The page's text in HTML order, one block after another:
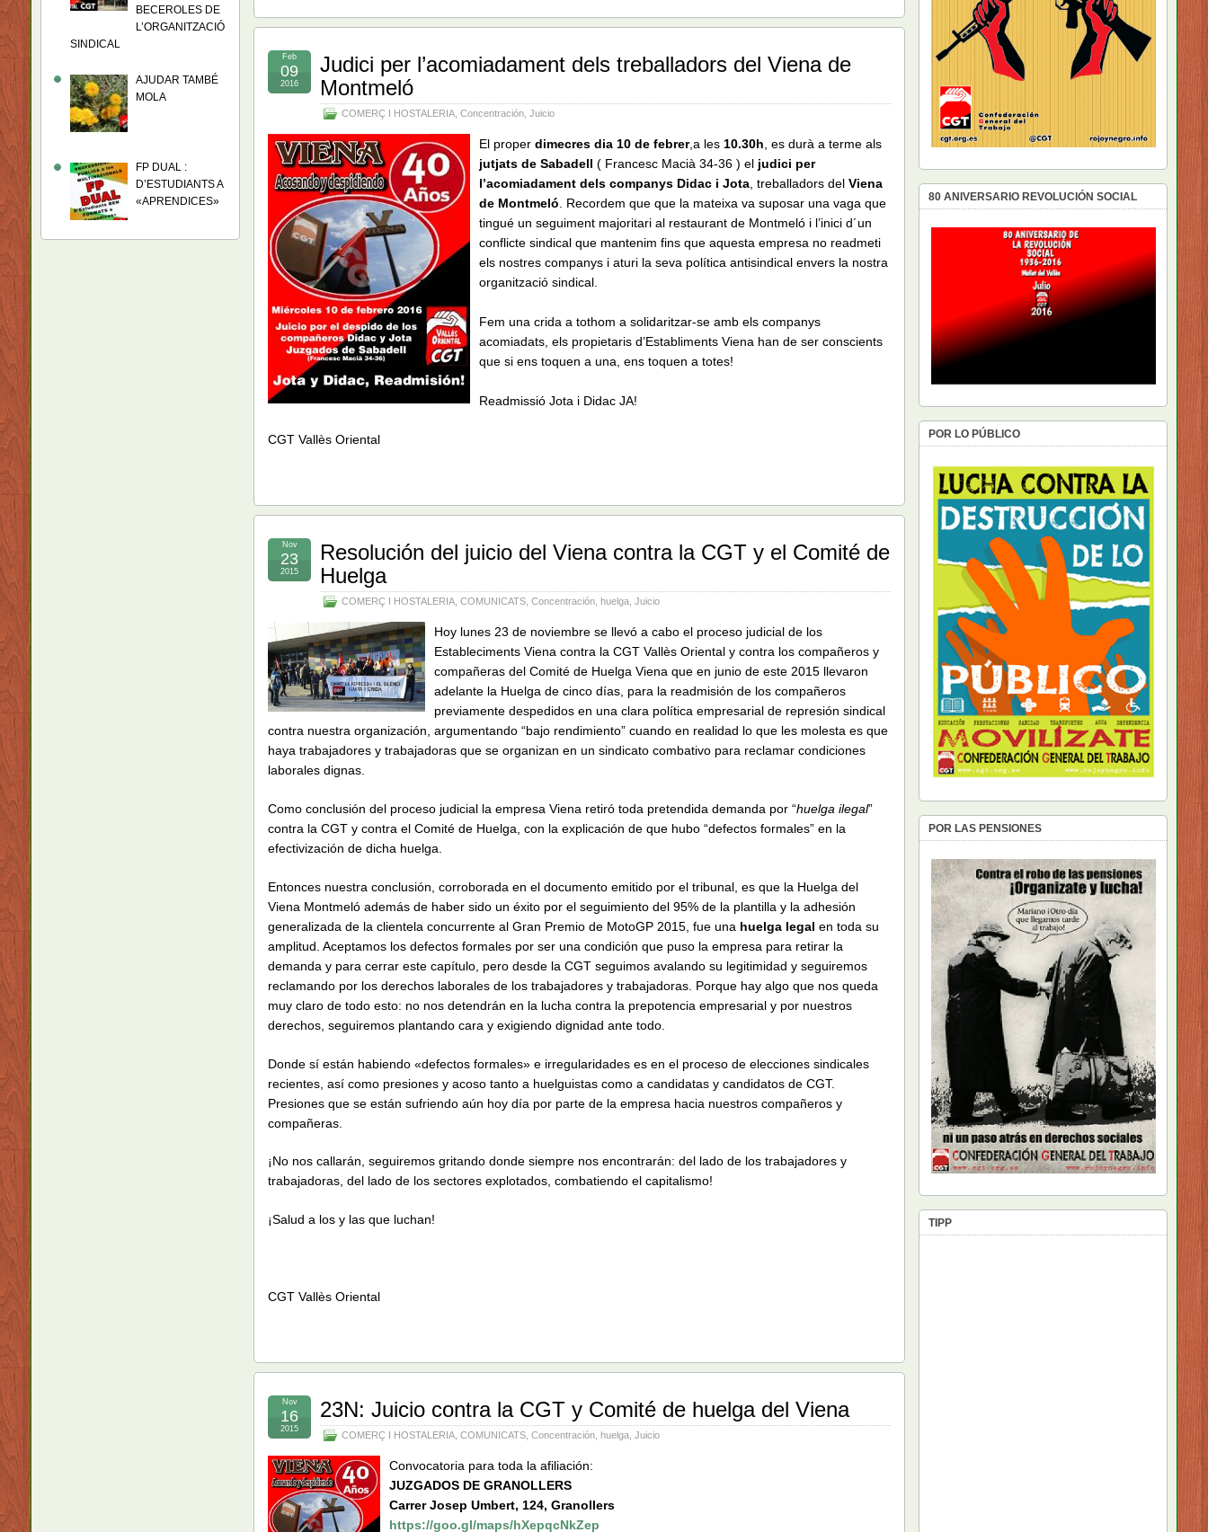
Judici per l’acomiadament dels treballadors del Viena de
Montmeló
COMERÇ I HOSTALERIA Concentración Juicio
Feb
09
2016
El proper dimecres dia 10 de febrer,a les 10.30h, es durà a terme als
jutjats de Sabadell ( Francesc Macià 34-36 ) el judici per
l’acomiadament dels companys Didac i Jota, treballadors del Viena
de Montmeló. Recordem que que la mateixa va suposar una vaga que
tingué un seguiment majoritari al restaurant de Montmeló i l’inici d´un
conflicte sindical que mantenim fins que aquesta empresa no readmeti
els nostres companys i aturi la seva política antisindical envers la nostra
organització sindical.
Fem una crida a tothom a solidaritzar-se amb els companys
acomiadats, els propietaris d’Establiments Viena han de ser conscients
que si ens toquen a una, ens toquen a totes!
Readmissió Jota i Didac JA!
CGT Vallès Oriental
Resolución del juicio del Viena contra la CGT y el Comité de
Huelga
COMERÇ I HOSTALERIA COMUNICATS Concentración huelga Juicio
Nov
23
2015
Hoy lunes 23 de noviembre se llevó a cabo el proceso judicial de los
Estableciments Viena contra la CGT Vallès Oriental y contra los compañeros y
compañeras del Comité de Huelga Viena que en junio de este 2015 llevaron
adelante la Huelga de cinco días, para la readmisión de los compañeros
previamente despedidos en una clara política empresarial de represión sindical
contra nuestra organización, argumentando “bajo rendimiento” cuando en realidad lo que les molesta es que
haya trabajadores y trabajadoras que se organizan en un sindicato combativo para reclamar condiciones
laborales dignas.
Como conclusión del proceso judicial la empresa Viena retiró toda pretendida demanda por “huelga ilegal”
contra la CGT y contra el Comité de Huelga, con la explicación de que hubo “defectos formales” en la
efectivización de dicha huelga.
Entonces nuestra conclusión, corroborada en el documento emitido por el tribunal, es que la Huelga del
Viena Montmeló además de haber sido un éxito por el seguimiento del 95% de la plantilla y la adhesión
generalizada de la clientela concurrente al Gran Premio de MotoGP 2015, fue una huelga legal en toda su
amplitud. Aceptamos los defectos formales por ser una condición que puso la empresa para retirar la
demanda y para cerrar este capítulo, pero desde la CGT seguimos avalando su legitimidad y seguiremos
reclamando por los derechos laborales de los trabajadores y trabajadoras. Porque hay algo que nos queda
muy claro de todo esto: no nos detendrán en la lucha contra la prepotencia empresarial y por nuestros
derechos, seguiremos plantando cara y exigiendo dignidad ante todo.
Donde sí están habiendo «defectos formales» e irregularidades es en el proceso de elecciones sindicales
recientes, así como presiones y acoso tanto a huelguistas como a candidatas y candidatos de CGT.
Presiones que se están sufriendo aún hoy día por parte de la empresa hacia nuestros compañeros y
compañeras.
¡No nos callarán, seguiremos gritando donde siempre nos encontrarán: del lado de los trabajadores y
trabajadoras, del lado de los sectores explotados, combatiendo el capitalismo!
¡Salud a los y las que luchan!
CGT Vallès Oriental
23N: Juicio contra la CGT y Comité de huelga del Viena
COMERÇ I HOSTALERIA COMUNICATS Concentración huelga Juicio
Nov
16
2015
Convocatoria para toda la afiliación:
JUZGADOS DE GRANOLLERS
Carrer Josep Umbert, 124, Granollers
https://goo.gl/maps/hXepqcNkZep
BECEROLES DE
L’ORGANITZACIÓ
SINDICAL
AJUDAR TAMBÉ
MOLA
FP DUAL :
D’ESTUDIANTS A
«APRENDICES»
80 ANIVERSARIO REVOLUCIÓN SOCIAL
POR LO PÚBLICO
POR LAS PENSIONES
TIPP